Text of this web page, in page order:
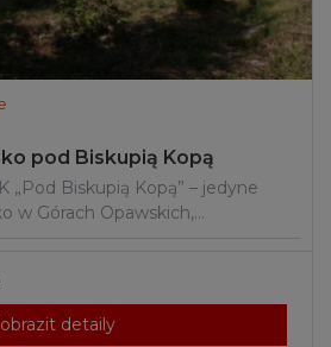
pod Biskupią Kopą
„Pod Biskupią Kopą” – jedyne
w Górach Opawskich,…
detaily